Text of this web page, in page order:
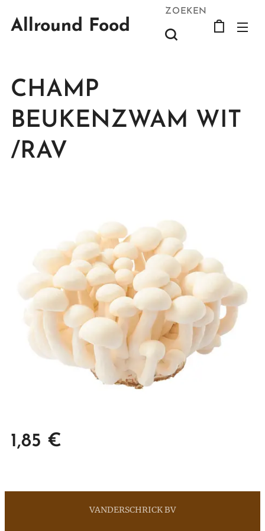
Allround Food
ZOEKEN
CHAMP
BEUKENZWAM WIT
/RAV
1,85 €
VANDERSCHRICK BV